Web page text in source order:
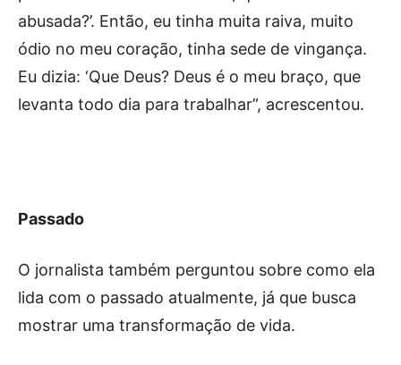
abusada?’. Então, eu tinha muita raiva, muito
ódio no meu coração, tinha sede de vingança.
Eu dizia: ‘Que Deus? Deus é o meu braço, que
levanta todo dia para trabalhar”, acrescentou.
Passado
O jornalista também perguntou sobre como ela
lida com o passado atualmente, já que busca
mostrar uma transformação de vida.